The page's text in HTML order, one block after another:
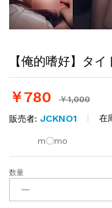
【俺的嗜好】タ
￥780 ￥1,000
販売者: JCKNO1 在
m〇mo
【俺
嗜
数量